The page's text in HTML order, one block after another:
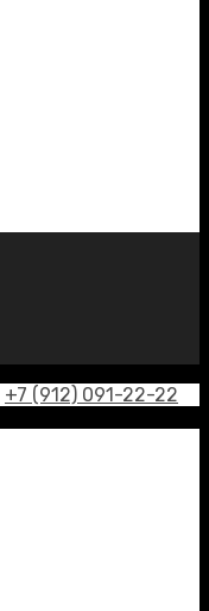
+7 (912) 091-22-22